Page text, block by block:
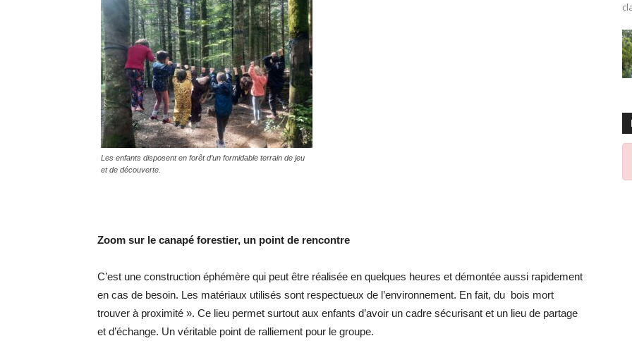
Les enfants disposent en forêt d’un formidable terrain de jeu
et de découverte.
Zoom sur le canapé forestier, un point de rencontre
C’est une construction éphémère qui peut être réalisée en quelques heures et démontée aussi rapidement
en cas de besoin. Les matériaux utilisés sont respectueux de l’environnement. En fait, du bois mort
trouver à proximité ». Ce lieu permet surtout aux enfants d’avoir un cadre sécurisant et un lieu de partage
et d’échange. Un véritable point de ralliement pour le groupe.